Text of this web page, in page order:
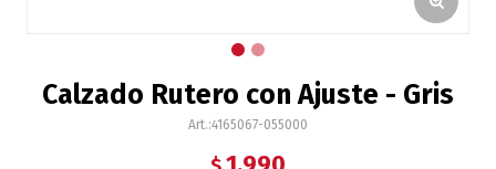
Calzado Rutero con Ajuste - Gris
4165067-055000